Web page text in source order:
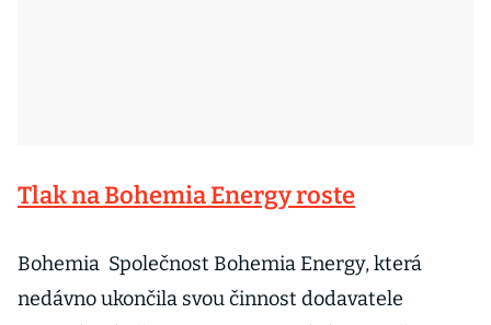
Tlak na Bohemia Energy roste
Bohemia Společnost Bohemia Energy, která
nedávno ukončila svou činnost dodavatele